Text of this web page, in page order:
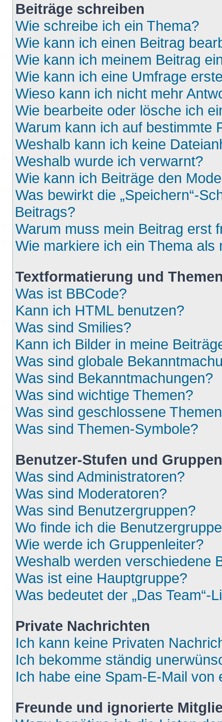
Beiträge schreiben
Wie schreibe ich ein Thema?
Wie kann ich einen Beitrag
Wie kann ich meinem Beitrag
Wie kann ich eine Umfrage
Wieso kann ich nicht mehr
Wie bearbeite oder lösche ich
Warum kann ich auf bestimmte
Weshalb kann ich keine
Weshalb wurde ich verwarnt?
Wie kann ich Beiträge den
Was bewirkt die „Speichern“-
Beitrags?
Warum muss mein Beitrag erst
Wie markiere ich ein Thema als
Textformatierung und
Was ist BBCode?
Kann ich HTML benutzen?
Was sind Smilies?
Kann ich Bilder in meine
Was sind globale
Was sind Bekanntmachungen?
Was sind wichtige Themen?
Was sind geschlossene
Was sind Themen-Symbole?
Benutzer-Stufen und Gruppen
Was sind Administratoren?
Was sind Moderatoren?
Was sind Benutzergruppen?
Wo finde ich die
Wie werde ich Gruppenleiter?
Weshalb werden verschiedene
Was ist eine Hauptgruppe?
Was bedeutet der „Das Team“-
Private Nachrichten
Ich kann keine Privaten
Ich bekomme ständig
Ich habe eine Spam-E-Mail
Freunde und ignorierte